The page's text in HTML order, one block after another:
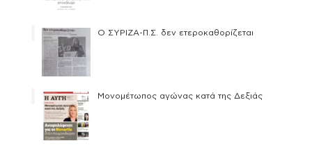
Ο ΣΥΡΙΖΑ-Π.Σ. δεν ετεροκαθορίζεται
Μονομέτωπος αγώνας κατά της Δεξιάς